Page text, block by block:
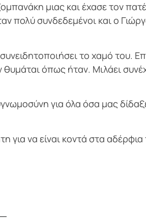
μιας και έχασε τον
πολύ συνδεδεμένοι και ο
το χαμό του.
θυμάται όπως ήταν. Μιλάει
για όλα όσα μας
για να είναι κοντά στα